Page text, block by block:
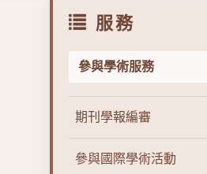
服務
參與學術服務
期刊學報編審
參與國際學術活動